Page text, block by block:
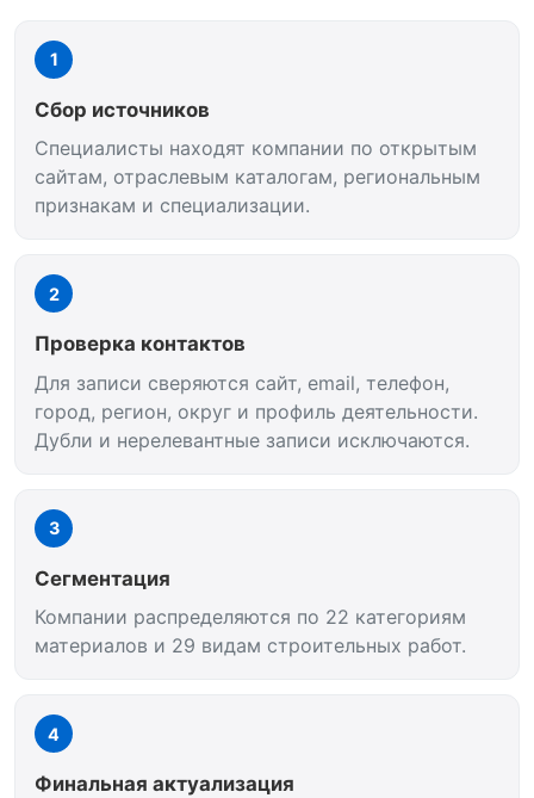
1
Сбор источников
Специалисты находят компании по открытым
сайтам, отраслевым каталогам, региональным
признакам и специализации.
2
Проверка контактов
Для записи сверяются сайт, email, телефон,
город, регион, округ и профиль деятельности.
Дубли и нерелевантные записи исключаются.
3
Сегментация
Компании распределяются по 22 категориям
материалов и 29 видам строительных работ.
4
Финальная актуализация